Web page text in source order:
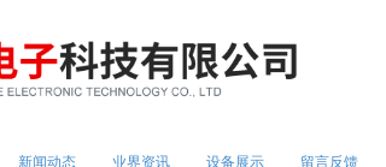
新闻动态 业界资讯 设备展示 留言反馈